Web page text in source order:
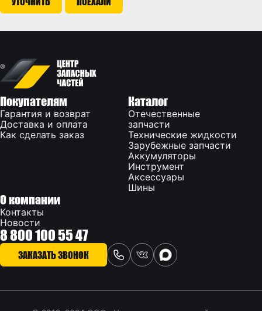
Покупателям
Гарантия и возврат
Доставка и оплата
Как сделать заказ
Каталог
Отечественные
запчасти
Технические жидкости
Зарубежные запчасти
Аккумуляторы
Инструмент
Аксессуары
Шины
О компании
Контакты
Новости
8 800 100 55 47
ЗАКАЗАТЬ ЗВОНОК